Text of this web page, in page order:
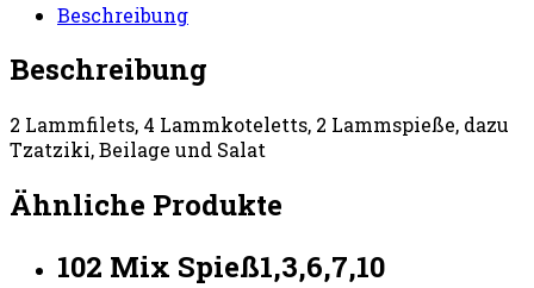
Beschreibung
Beschreibung
2 Lammfilets, 4 Lammkoteletts, 2 Lammspieße, dazu
Tzatziki, Beilage und Salat
Ähnliche Produkte
102 Mix Spieß1,3,6,7,10